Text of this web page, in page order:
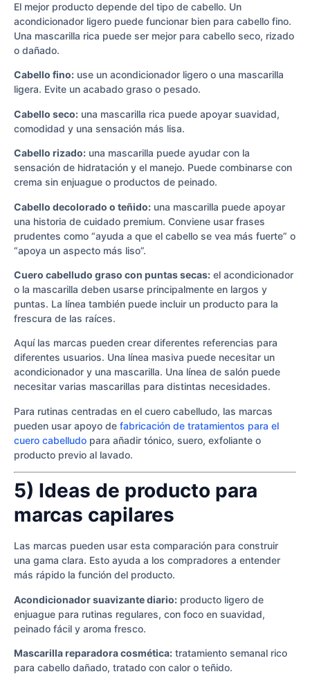
El mejor producto depende del tipo de cabello. Un
acondicionador ligero puede funcionar bien para cabello fino.
Una mascarilla rica puede ser mejor para cabello seco, rizado
o dañado.
Cabello fino: use un acondicionador ligero o una mascarilla
ligera. Evite un acabado graso o pesado.
Cabello seco: una mascarilla rica puede apoyar suavidad,
comodidad y una sensación más lisa.
Cabello rizado: una mascarilla puede ayudar con la
sensación de hidratación y el manejo. Puede combinarse con
crema sin enjuague o productos de peinado.
Cabello decolorado o teñido: una mascarilla puede apoyar
una historia de cuidado premium. Conviene usar frases
prudentes como “ayuda a que el cabello se vea más fuerte” o
“apoya un aspecto más liso”.
Cuero cabelludo graso con puntas secas: el acondicionador
o la mascarilla deben usarse principalmente en largos y
puntas. La línea también puede incluir un producto para la
frescura de las raíces.
Aquí las marcas pueden crear diferentes referencias para
diferentes usuarios. Una línea masiva puede necesitar un
acondicionador y una mascarilla. Una línea de salón puede
necesitar varias mascarillas para distintas necesidades.
Para rutinas centradas en el cuero cabelludo, las marcas
pueden usar apoyo de fabricación de tratamientos para el
cuero cabelludo para añadir tónico, suero, exfoliante o
producto previo al lavado.
5) Ideas de producto para
marcas capilares
Las marcas pueden usar esta comparación para construir
una gama clara. Esto ayuda a los compradores a entender
más rápido la función del producto.
Acondicionador suavizante diario: producto ligero de
enjuague para rutinas regulares, con foco en suavidad,
peinado fácil y aroma fresco.
Mascarilla reparadora cosmética: tratamiento semanal rico
para cabello dañado, tratado con calor o teñido.